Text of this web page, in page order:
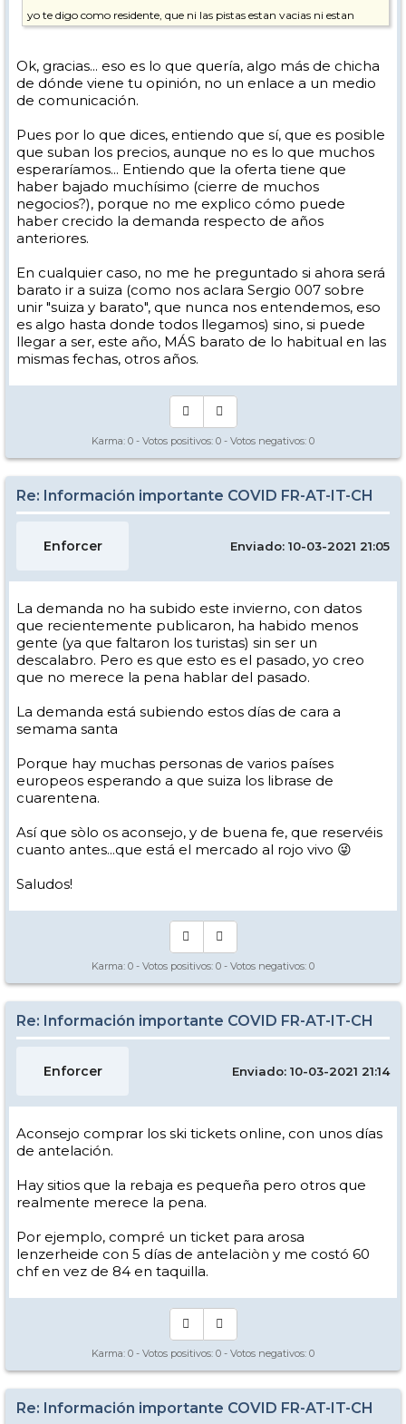
yo te digo como residente, que ni las pistas estan vacias ni estan
subastando las plazas de hoteles. y mucho menos para semana
hice una reserva en enero para 6 noches en SS en Zermatt, y mis
colegas AHORA estàn intentando reservar. se encuentran de que no
hay casi plazas y las que hay, a precio de oro. porque los suizos
llamamos sube la demanda y baja la oferta)
pero volvemos a lo mismo, que te lo crees? genial. que no? tambien
no discutamos y dejemos que los suenyos nos guien
Ok, gracias... eso es lo que quería, algo más de chicha
de dónde viene tu opinión, no un enlace a un medio
de comunicación.
Pues por lo que dices, entiendo que sí, que es posible
que suban los precios, aunque no es lo que muchos
esperaríamos... Entiendo que la oferta tiene que
haber bajado muchísimo (cierre de muchos
negocios?), porque no me explico cómo puede
haber crecido la demanda respecto de años
anteriores.
En cualquier caso, no me he preguntado si ahora será
barato ir a suiza (como nos aclara Sergio 007 sobre
unir "suiza y barato", que nunca nos entendemos, eso
es algo hasta donde todos llegamos) sino, si puede
llegar a ser, este año, MÁS barato de lo habitual en las
mismas fechas, otros años.
Karma: 0 - Votos positivos: 0 - Votos negativos: 0
Re: Información importante COVID FR-AT-IT-CH
Enforcer Enviado: 10-03-2021 21:05
La demanda no ha subido este invierno, con datos
que recientemente publicaron, ha habido menos
gente (ya que faltaron los turistas) sin ser un
descalabro. Pero es que esto es el pasado, yo creo
que no merece la pena hablar del pasado.
La demanda está subiendo estos días de cara a
semama santa
Porque hay muchas personas de varios países
europeos esperando a que suiza los librase de
cuarentena.
Así que sòlo os aconsejo, y de buena fe, que reservéis
cuanto antes...que está el mercado al rojo vivo 😜
Saludos!
Karma: 0 - Votos positivos: 0 - Votos negativos: 0
Re: Información importante COVID FR-AT-IT-CH
Enforcer Enviado: 10-03-2021 21:14
Aconsejo comprar los ski tickets online, con unos días
de antelación.
Hay sitios que la rebaja es pequeña pero otros que
realmente merece la pena.
Por ejemplo, compré un ticket para arosa
lenzerheide con 5 días de antelaciòn y me costó 60
chf en vez de 84 en taquilla.
Karma: 0 - Votos positivos: 0 - Votos negativos: 0
Re: Información importante COVID FR-AT-IT-CH